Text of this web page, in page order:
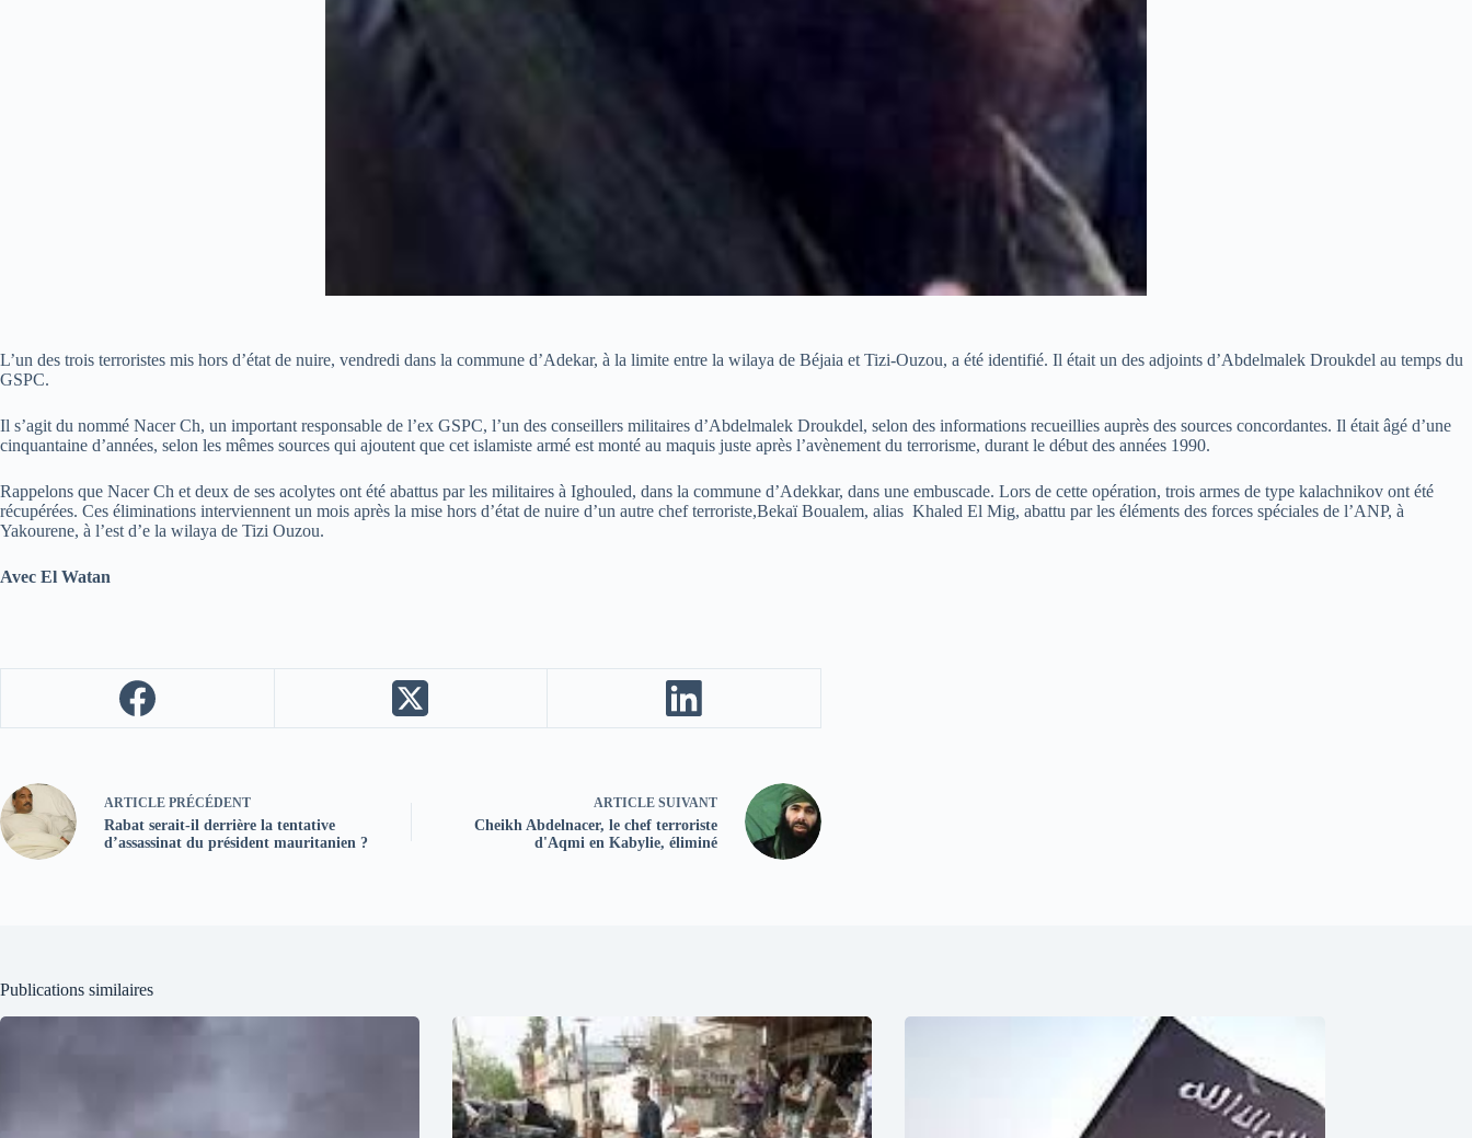
L’un des trois terroristes mis hors d’état de nuire, vendredi dans la commune d’Adekar, à la limite entre la wilaya de Béjaia et Tizi-Ouzou, a été identifié. Il était un des adjoints d’Abdelmalek Droukdel au temps du
GSPC.
Il s’agit du nommé Nacer Ch, un important responsable de l’ex GSPC, l’un des conseillers militaires d’Abdelmalek Droukdel, selon des informations recueillies auprès des sources concordantes. Il était âgé d’une
cinquantaine d’années, selon les mêmes sources qui ajoutent que cet islamiste armé est monté au maquis juste après l’avènement du terrorisme, durant le début des années 1990.
Rappelons que Nacer Ch et deux de ses acolytes ont été abattus par les militaires à Ighouled, dans la commune d’Adekkar, dans une embuscade. Lors de cette opération, trois armes de type kalachnikov ont été
récupérées. Ces éliminations interviennent un mois après la mise hors d’état de nuire d’un autre chef terroriste,Bekaï Boualem, alias Khaled El Mig, abattu par les éléments des forces spéciales de l’ANP, à
Yakourene, à l’est d’e la wilaya de Tizi Ouzou.
Avec El Watan
ARTICLE PRÉCÉDENT
Rabat serait-il derrière la tentative
d’assassinat du président mauritanien ?
ARTICLE SUIVANT
Cheikh Abdelnacer, le chef terroriste
d'Aqmi en Kabylie, éliminé
Publications similaires